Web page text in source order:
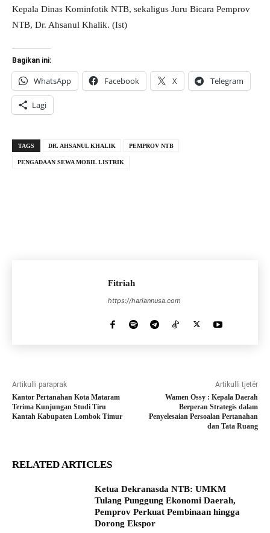
Kepala Dinas Kominfotik NTB, sekaligus Juru Bicara Pemprov
NTB, Dr. Ahsanul Khalik. (Ist)
Bagikan ini:
WhatsApp Facebook X Telegram
Lagi
TAGS DR. AHSANUL KHALIK PEMPROV NTB
PENGADAAN SEWA MOBIL LISTRIK
Fitriah
https://hariannusa.com
Artikulli paraprak
Kantor Pertanahan Kota Mataram
Terima Kunjungan Studi Tiru
Kantah Kabupaten Lombok Timur
Artikulli tjetër
Wamen Ossy : Kepala Daerah
Berperan Strategis dalam
Penyelesaian Persoalan Pertanahan
dan Tata Ruang
RELATED ARTICLES
Ketua Dekranasda NTB: UMKM
Tulang Punggung Ekonomi Daerah,
Pemprov Perkuat Pembinaan hingga
Dorong Ekspor